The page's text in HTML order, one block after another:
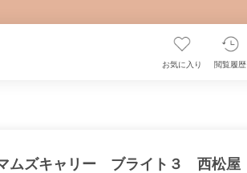
お気に入り 閲覧履歴
ムズキャリー ブライト３ 西松屋